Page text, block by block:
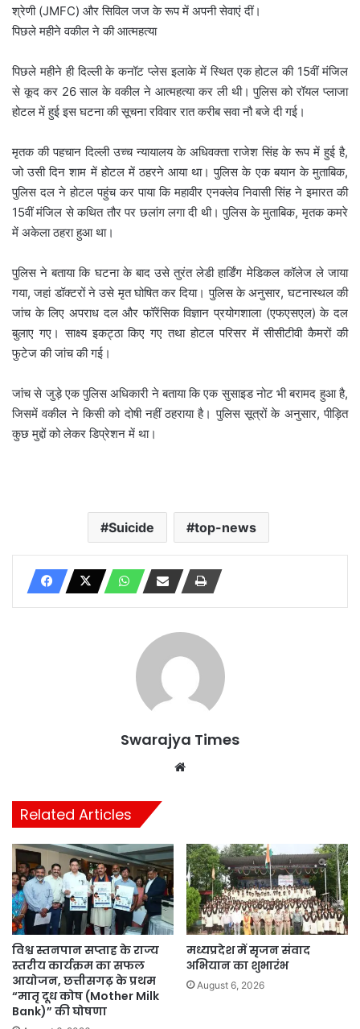
श्रेणी (JMFC) और सिविल जज के रूप में अपनी सेवाएं दीं।
पिछले महीने वकील ने की आत्महत्या
पिछले महीने ही दिल्ली के कनॉट प्लेस इलाके में स्थित एक होटल की 15वीं मंजिल
से कूद कर 26 साल के वकील ने आत्महत्या कर ली थी। पुलिस को रॉयल प्लाजा
होटल में हुई इस घटना की सूचना रविवार रात करीब सवा नौ बजे दी गई।
मृतक की पहचान दिल्ली उच्च न्यायालय के अधिवक्ता राजेश सिंह के रूप में हुई है,
जो उसी दिन शाम में होटल में ठहरने आया था। पुलिस के एक बयान के मुताबिक,
पुलिस दल ने होटल पहुंच कर पाया कि महावीर एनक्लेव निवासी सिंह ने इमारत की
15वीं मंजिल से कथित तौर पर छलांग लगा दी थी। पुलिस के मुताबिक, मृतक कमरे
में अकेला ठहरा हुआ था।
पुलिस ने बताया कि घटना के बाद उसे तुरंत लेडी हार्डिंग मेडिकल कॉलेज ले जाया
गया, जहां डॉक्टरों ने उसे मृत घोषित कर दिया। पुलिस के अनुसार, घटनास्थल की
जांच के लिए अपराध दल और फॉरेंसिक विज्ञान प्रयोगशाला (एफएसएल) के दल
बुलाए गए। साक्ष्य इकट्ठा किए गए तथा होटल परिसर में सीसीटीवी कैमरों की
फुटेज की जांच की गई।
जांच से जुड़े एक पुलिस अधिकारी ने बताया कि एक सुसाइड नोट भी बरामद हुआ है,
जिसमें वकील ने किसी को दोषी नहीं ठहराया है। पुलिस सूत्रों के अनुसार, पीड़ित
कुछ मुद्दों को लेकर डिप्रेशन में था।
Suicide top-news
Swarajya Times
Related Articles
विश्व स्तनपान सप्ताह के राज्य
स्तरीय कार्यक्रम का सफल
आयोजन, छत्तीसगढ़ के प्रथम
“मातृ दूध कोष (Mother Milk
Bank)” की घोषणा
मध्यप्रदेश में सृजन संवाद
अभियान का शुभारंभ
August 6, 2026